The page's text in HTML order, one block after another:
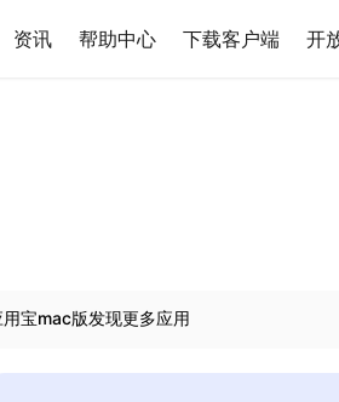
资讯 帮助中心 下载客户端 开
宝mac版发现更多应用